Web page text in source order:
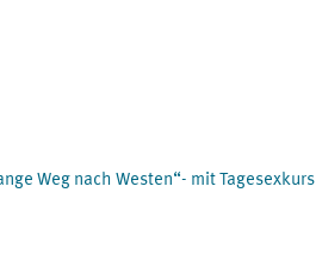
Weg nach Westen“- mit